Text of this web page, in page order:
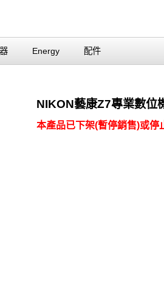
Energy 配件
NIKON藝康Z7專業數位
本產品已下架(暫停銷售)或停